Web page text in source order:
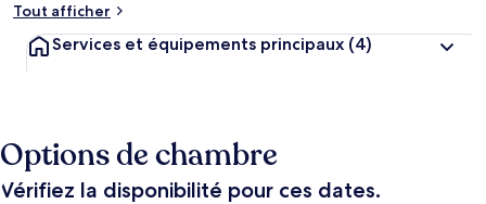
Façade de l’hébergement
Tout afficher
Services et équipements principaux (4)
Options de chambre
Vérifiez la disponibilité pour ces dates.